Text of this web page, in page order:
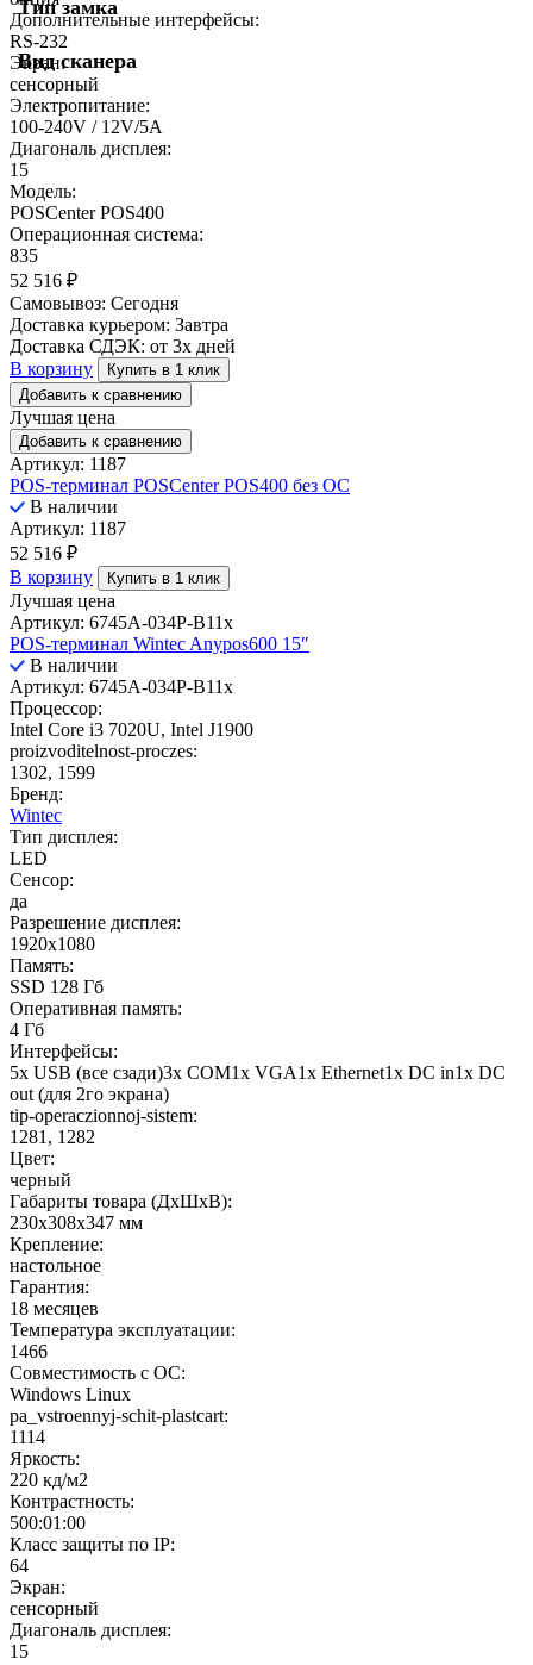
Тип замка
Вид сканера
Дополнительные интерфейсы:
RS-232
Экран:
сенсорный
Электропитание:
100-240V / 12V/5A
Диагональ дисплея:
15
Модель:
POSCenter POS400
Операционная система:
835
52 516 ₽
Самовывоз: Сегодня
Доставка курьером: Завтра
Доставка СДЭК: от 3х дней
В корзину
Купить в 1 клик
Добавить к сравнению
Лучшая цена
Добавить к сравнению
Артикул: 1187
POS-терминал POSCenter POS400 без ОС
В наличии
Артикул: 1187
52 516 ₽
В корзину
Купить в 1 клик
Лучшая цена
Артикул: 6745A-034P-B11x
POS-терминал Wintec Anypos600 15″
В наличии
Артикул: 6745A-034P-B11x
Процессор:
Intel Core i3 7020U, Intel J1900
proizvoditelnost-proczes:
1302, 1599
Бренд:
Wintec
Тип дисплея:
LED
Сенсор:
да
Разрешение дисплея:
1920x1080
Память:
SSD 128 Гб
Оперативная память:
4 Гб
Интерфейсы:
5x USB (все сзади)3x COM1x VGA1x Ethernet1x DC in1x DC
out (для 2го экрана)
tip-operaczionnoj-sistem:
1281, 1282
Цвет:
черный
Габариты товара (ДxШxВ):
230x308x347 мм
Крепление:
настольное
Гарантия:
18 месяцев
Температура эксплуатации:
1466
Совместимость с ОС:
Windows Linux
pa_vstroennyj-schit-plastcart:
1114
Яркость:
220 кд/м2
Контрастность:
500:01:00
Класс защиты по IP:
64
Экран:
сенсорный
Диагональ дисплея:
15